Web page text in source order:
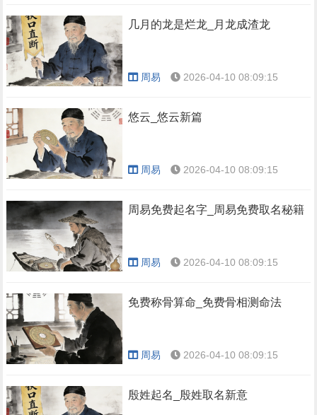
几月的龙是烂龙_月龙成渣龙
周易 2026-04-10 08:09:15
悠云_悠云新篇
周易 2026-04-10 08:09:15
周易免费起名字_周易免费取名秘籍
周易 2026-04-10 08:09:15
免费称骨算命_免费骨相测命法
周易 2026-04-10 08:09:15
殷姓起名_殷姓取名新意